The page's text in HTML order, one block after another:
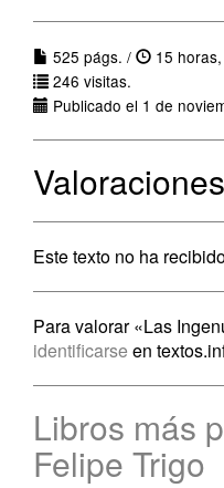
525 págs. /
15
246 visitas.
Publicado el 1 de
Valoraciones
Este texto no ha
Para valorar «Las
identificarse en
Libros más
Felipe Trigo